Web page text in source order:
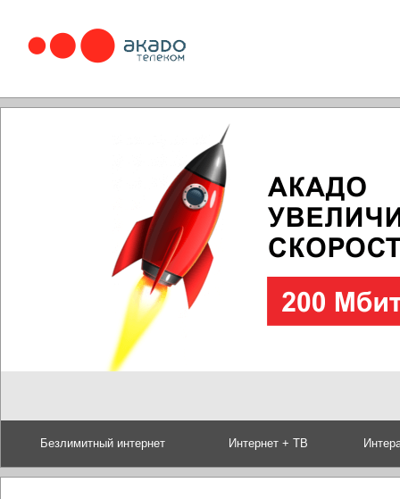
Безлимитный интернет Интернет + ТВ